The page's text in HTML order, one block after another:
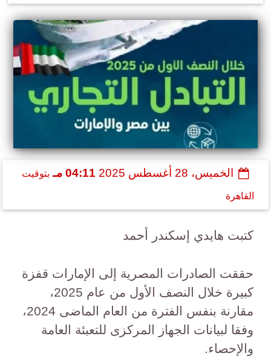
الخميس، 28 أغسطس 2025 04:11 مـ بتوقيت
القاهرة
كتبت هايدي إسكندر أحمد
حققت الصادرات المصرية إلى الإمارات قفزة
كبيرة خلال النصف الأول من عام 2025،
مقارنة بنفس الفترة من العام الماضى 2024،
وفقا لبيانات الجهاز المركزى للتعبئة العامة
والإحصاء.